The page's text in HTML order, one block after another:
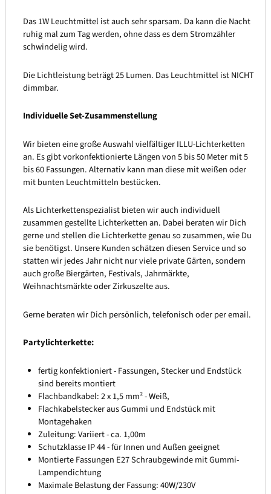
Das 1W Leuchtmittel ist auch sehr sparsam. Da kann die Nacht
ruhig mal zum Tag werden, ohne dass es dem Stromzähler
schwindelig wird.
Die Lichtleistung beträgt 25 Lumen. Das Leuchtmittel ist NICHT
dimmbar.
Individuelle Set-Zusammenstellung
Wir bieten eine große Auswahl vielfältiger ILLU-Lichterketten
an. Es gibt vorkonfektionierte Längen von 5 bis 50 Meter mit 5
bis 60 Fassungen. Alternativ kann man diese mit weißen oder
mit bunten Leuchtmitteln bestücken.
Als Lichterkettenspezialist bieten wir auch individuell
zusammen gestellte Lichterketten an. Dabei beraten wir Dich
gerne und stellen die Lichterkette genau so zusammen, wie Du
sie benötigst. Unsere Kunden schätzen diesen Service und so
statten wir jedes Jahr nicht nur viele private Gärten, sondern
auch große Biergärten, Festivals, Jahrmärkte,
Weihnachtsmärkte oder Zirkuszelte aus.
Gerne beraten wir Dich persönlich, telefonisch oder per email.
Partylichterkette:
fertig konfektioniert - Fassungen, Stecker und Endstück
sind bereits montiert
Flachbandkabel: 2 x 1,5 mm² - Weiß,
Flachkabelstecker aus Gummi und Endstück mit
Montagehaken
Zuleitung: Variiert - ca. 1,00m
Schutzklasse IP 44 - für Innen und Außen geeignet
Montierte Fassungen E27 Schraubgewinde mit Gummi-
Lampendichtung
Maximale Belastung der Fassung: 40W/230V